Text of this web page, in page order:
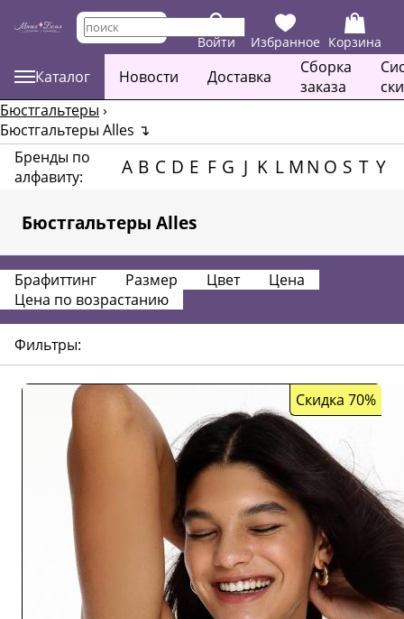
Войти Избранное Корзина
Каталог Новости Доставка
Сборка
заказа
Бюстгальтеры ›
Бюстгальтеры Alles ↴
Бренды по
алфавиту:
A B C D E F G J K L MN O S T Y
Бюстгальтеры Alles
Брафиттинг Размер Цвет
Цена
Цена по возрастанию
Фильтры:
Скидка 70%